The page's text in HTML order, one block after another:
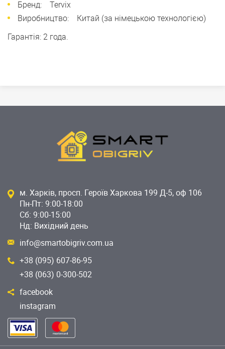
Бренд: Tervix
Виробництво: Китай (за німецькою технологією)
Гарантія: 2 года.
м. Харків, просп. Героїв Харкова 199 Д-5, оф 106
Пн-Пт: 9:00-18:00
Сб: 9:00-15:00
Нд: Вихідний день
info@smartobigriv.com.ua
+38 (095) 607-86-95
+38 (063) 0-300-502
facebook
instagram